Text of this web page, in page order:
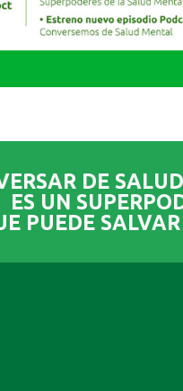
DE
ES UN
PUEDE